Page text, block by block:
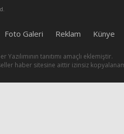
Foto Galeri Reklam Künye
Yazılımının tanıtımı amaçlı eklemiştir.
haber sitesine aittir izinsiz